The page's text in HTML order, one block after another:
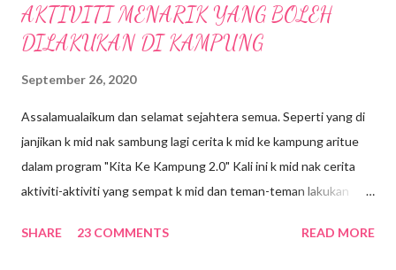
AKTIVITI MENARIK YANG BOLEH
DILAKUKAN DI KAMPUNG
September 26, 2020
Assalamualaikum dan selamat sejahtera semua. Seperti yang di
janjikan k mid nak sambung lagi cerita k mid ke kampung aritue
dalam program "Kita Ke Kampung 2.0" Kali ini k mid nak cerita
aktiviti-aktiviti yang sempat k mid dan teman-teman lakukan
BUAH KELAPA Botol-botol mineral di susun, kemudian kelapa
SHARE 23 COMMENTS READ MORE